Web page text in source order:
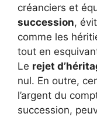
créanciers et
succession,
comme les
tout en
Le rejet
nul. En outre,
l’argent du
succession,